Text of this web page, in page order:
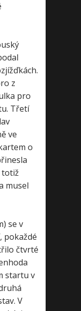
z
pro
Třetí
ve
o
totiž
musel
se v
pokaždé
čtvrté
startu v
V